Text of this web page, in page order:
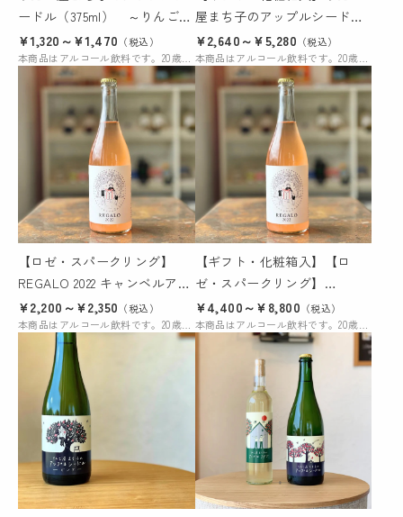
ードル（375ml） ～りんご３
姉妹イエロー～
¥1,320～¥1,470 （税込）
屋まち子のアップルシードル
（375ml） ～りんご３姉妹イ
エロー～
¥2,640～¥5,280 （税込）
【ロゼ・スパークリング】
REGALO 2022 キャンベルアー
リー（750ml）
¥2,200～¥2,350 （税込）
【ギフト・化粧箱入】【ロ
ゼ・スパークリング】
REGALO 2022 キャンベルアー
リー（750ml）
¥4,400～¥8,800 （税込）